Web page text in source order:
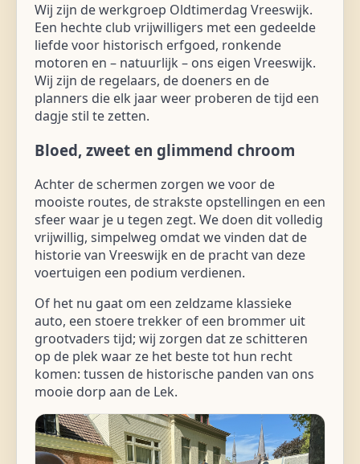
Wij zijn de werkgroep Oldtimerdag Vreeswijk.
Een hechte club vrijwilligers met een gedeelde
liefde voor historisch erfgoed, ronkende
motoren en – natuurlijk – ons eigen Vreeswijk.
Wij zijn de regelaars, de doeners en de
planners die elk jaar weer proberen de tijd een
dagje stil te zetten.
Bloed, zweet en glimmend chroom
Achter de schermen zorgen we voor de
mooiste routes, de strakste opstellingen en een
sfeer waar je u tegen zegt. We doen dit volledig
vrijwillig, simpelweg omdat we vinden dat de
historie van Vreeswijk en de pracht van deze
voertuigen een podium verdienen.
Of het nu gaat om een zeldzame klassieke
auto, een stoere trekker of een brommer uit
grootvaders tijd; wij zorgen dat ze schitteren
op de plek waar ze het beste tot hun recht
komen: tussen de historische panden van ons
mooie dorp aan de Lek.